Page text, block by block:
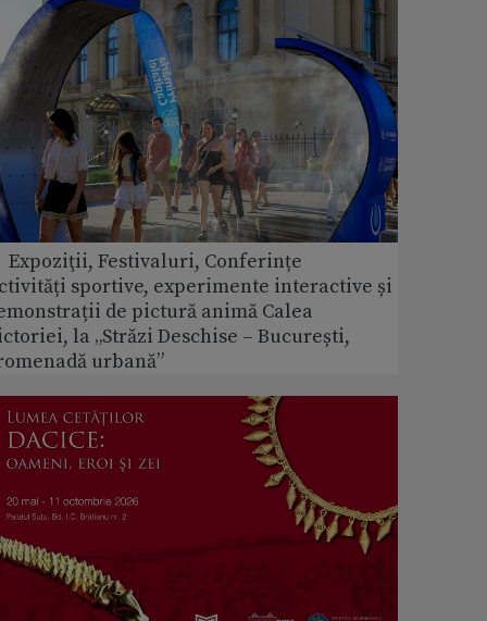
Expoziţii, Festivaluri, Conferințe
sportive, experimente interactive și
de pictură animă Calea
la „Străzi Deschise – București,
urbană”